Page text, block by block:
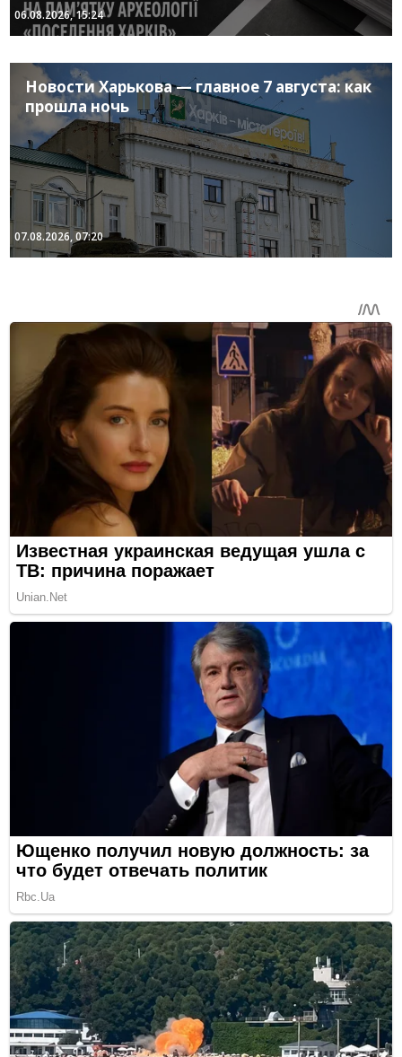
06.08.2026, 15:24
Новости Харькова — главное 7 августа: как
прошла ночь
07.08.2026, 07:20